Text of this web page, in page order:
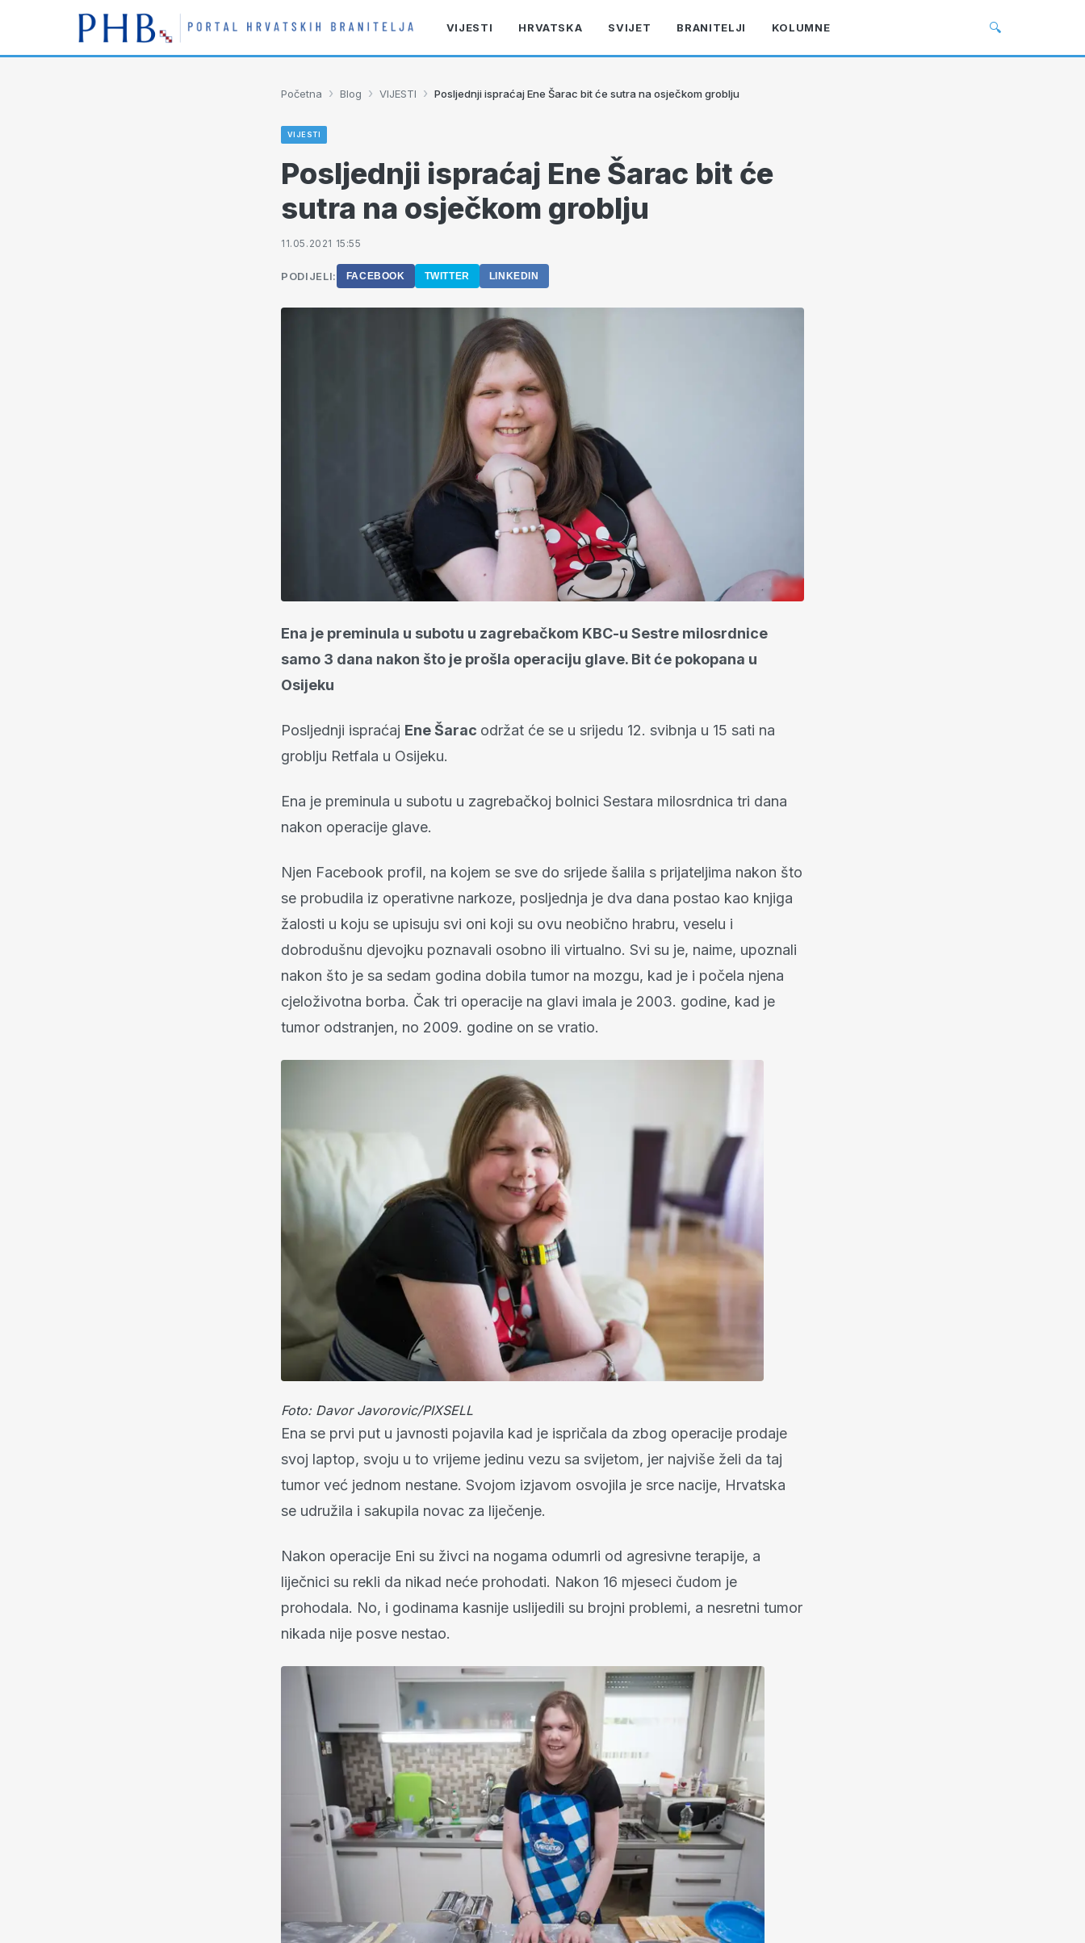
VIJESTI HRVATSKA SVIJET BRANITELJI KOLUMNE 🔍
Početna › Blog › VIJESTI › Posljednji ispraćaj Ene Šarac bit će sutra na osječkom groblju
VIJESTI
Posljednji ispraćaj Ene Šarac bit će
sutra na osječkom groblju
11.05.2021 15:55
PODIJELI: FACEBOOK TWITTER LINKEDIN
Ena je preminula u subotu u zagrebačkom KBC-u Sestre milosrdnice
samo 3 dana nakon što je prošla operaciju glave. Bit će pokopana u
Osijeku
Posljednji ispraćaj Ene Šarac održat će se u srijedu 12. svibnja u 15 sati na
groblju Retfala u Osijeku.
Ena je preminula u subotu u zagrebačkoj bolnici Sestara milosrdnica tri dana
nakon operacije glave.
Njen Facebook profil, na kojem se sve do srijede šalila s prijateljima nakon što
se probudila iz operativne narkoze, posljednja je dva dana postao kao knjiga
žalosti u koju se upisuju svi oni koji su ovu neobično hrabru, veselu i
dobrodušnu djevojku poznavali osobno ili virtualno. Svi su je, naime, upoznali
nakon što je sa sedam godina dobila tumor na mozgu, kad je i počela njena
cjeloživotna borba. Čak tri operacije na glavi imala je 2003. godine, kad je
tumor odstranjen, no 2009. godine on se vratio.
Foto: Davor Javorovic/PIXSELL
Ena se prvi put u javnosti pojavila kad je ispričala da zbog operacije prodaje
svoj laptop, svoju u to vrijeme jedinu vezu sa svijetom, jer najviše želi da taj
tumor već jednom nestane. Svojom izjavom osvojila je srce nacije, Hrvatska
se udružila i sakupila novac za liječenje.
Nakon operacije Eni su živci na nogama odumrli od agresivne terapije, a
liječnici su rekli da nikad neće prohodati. Nakon 16 mjeseci čudom je
prohodala. No, i godinama kasnije uslijedili su brojni problemi, a nesretni tumor
nikada nije posve nestao.